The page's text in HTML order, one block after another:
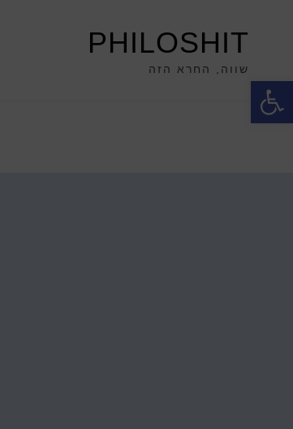
פתח סרגל נגישות
PHILOSHIT
שווה, החרא הזה